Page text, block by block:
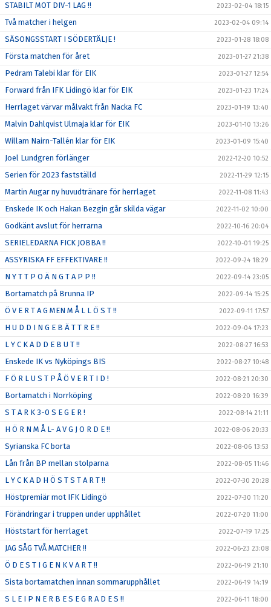
STABILT MOT DIV-1 LAG !! 2023-02-04 18:15
Två matcher i helgen 2023-02-04 09:14
SÄSONGSSTART I SÖDERTÄLJE ! 2023-01-28 18:08
Första matchen för året 2023-01-27 21:38
Pedram Talebi klar för EIK 2023-01-27 12:54
Forward från IFK Lidingö klar för EIK 2023-01-23 17:24
Herrlaget värvar målvakt från Nacka FC 2023-01-19 13:40
Malvin Dahlqvist Ulmaja klar för EIK 2023-01-10 13:26
Willam Nairn-Tallén klar för EIK 2023-01-09 15:40
Joel Lundgren förlänger 2022-12-20 10:52
Serien för 2023 fastställd 2022-11-29 12:15
Martin Augar ny huvudtränare för herrlaget 2022-11-08 11:43
Enskede IK och Hakan Bezgin går skilda vägar 2022-11-02 10:00
Godkänt avslut för herrarna 2022-10-16 20:04
SERIELEDARNA FICK JOBBA !! 2022-10-01 19:25
ASSYRISKA FF EFFEKTIVARE !! 2022-09-24 18:29
N Y T T P O Ä N G T A P P !! 2022-09-14 23:05
Bortamatch på Brunna IP 2022-09-14 15:25
Ö V E R T A G MEN M Å L L Ö S T !! 2022-09-11 17:57
H U D D I N G E B Ä T T R E !! 2022-09-04 17:23
L Y C K A D D E B U T !! 2022-08-27 16:53
Enskede IK vs Nyköpings BIS 2022-08-27 10:48
F Ö R L U S T P Å Ö V E R T I D ! 2022-08-21 20:30
Bortamatch i Norrköping 2022-08-20 16:39
S T A R K 3-0 S E G E R ! 2022-08-14 21:11
H Ö R N M Å L- A V G J O R D E !! 2022-08-06 20:33
Syrianska FC borta 2022-08-06 13:53
Lån från BP mellan stolparna 2022-08-05 11:46
L Y C K A D H Ö S T S T A R T !! 2022-07-30 20:28
Höstpremiär mot IFK Lidingö 2022-07-30 11:20
Förändringar i truppen under upphållet 2022-07-20 11:00
Höststart för herrlaget 2022-07-19 17:25
JAG SÅG TVÅ MATCHER !! 2022-06-23 23:08
Ö D E S T I G E N K V A R T !! 2022-06-19 21:10
Sista bortamatchen innan sommarupphållet 2022-06-19 14:19
S L E I P N E R B E S E G R A D E S !! 2022-06-11 18:00